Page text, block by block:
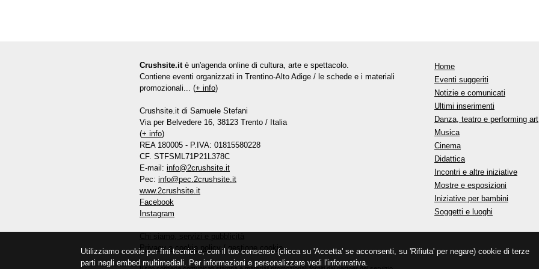
Crushsite.it è un'agenda online di cultura, arte e spettacolo.
Contiene eventi organizzati in Trentino-Alto Adige / le schede e i materiali
promozionali... (+ info)
Crushsite.it di Samuele Stefani
Via per Belvedere 16, 38123 Trento / Italia
(+ info)
REA 180005 - P.IVA: 01815580228
CF. STFSML71P21L378C
E-mail: info@2crushsite.it
Pec: info@pec.2crushsite.it
www.2crushsite.it
Facebook
Instagram
Privacy e cookie policy
/ gestione cookie
Home
Eventi suggeriti
Notizie e comunicati
Ultimi inserimenti
Danza, teatro e performing art
Musica
Cinema
Didattica
Incontri e altre iniziative
Mostre e esposizioni
Iniziative per bambini
Soggetti e luoghi
Utilizziamo cookie per fini tecnici e, con il tuo consenso (clicca su 'Accetta' se acconsenti, su 'Rifiuta' per negare) cookie di terze
parti negli embed multimediali. Per informazioni e personalizzare vedi l'informativa.